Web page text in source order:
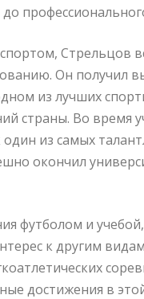
Стрельцов
Он получил
из лучших
страны. Во время
один из самых
окончил
футболом и
к другим
достижения в